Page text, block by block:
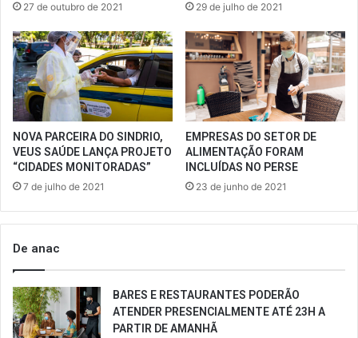
27 de outubro de 2021 29 de julho de 2021
NOVA PARCEIRA DO SINDRIO,
VEUS SAÚDE LANÇA PROJETO
“CIDADES MONITORADAS”
7 de julho de 2021
EMPRESAS DO SETOR DE
ALIMENTAÇÃO FORAM
INCLUÍDAS NO PERSE
23 de junho de 2021
De anac
BARES E RESTAURANTES PODERÃO
ATENDER PRESENCIALMENTE ATÉ 23H A
PARTIR DE AMANHÃ